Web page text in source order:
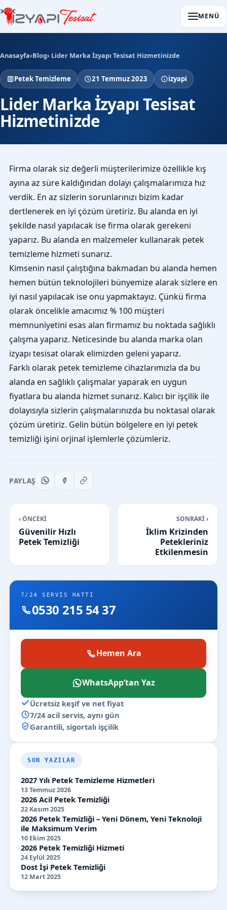
MENÜ
Anasayfa›Blog› Lider Marka İzyapı Tesisat Hizmetinizde
Petek Temizleme 21 Temmuz 2023 izyapi
Lider Marka İzyapı Tesisat
Hizmetinizde
Firma olarak siz değerli müşterilerimize özellikle kış
ayına az süre kaldığından dolayı çalışmalarımıza hız
verdik. En az sizlerin sorunlarınızı bizim kadar
dertlenerek en iyi çözüm üretiriz. Bu alanda en iyi
şekilde nasıl yapılacak ise firma olarak gerekeni
yaparız. Bu alanda en malzemeler kullanarak petek
temizleme hizmeti sunarız.
Kimsenin nasıl çalıştığına bakmadan bu alanda hemen
hemen bütün teknolojileri bünyemize alarak sizlere en
iyi nasıl yapılacak ise onu yapmaktayız. Çünkü firma
olarak öncelikle amacımız % 100 müşteri
memnuniyetini esas alan firmamız bu noktada sağlıklı
çalışma yaparız. Neticesinde bu alanda marka olan
izyapı tesisat olarak elimizden geleni yaparız.
Farklı olarak petek temizleme cihazlarımızla da bu
alanda en sağlıklı çalışmalar yaparak en uygun
fiyatlara bu alanda hizmet sunarız. Kalıcı bir işçilik ile
dolayısıyla sizlerin çalışmalarınızda bu noktasal olarak
çözüm üretiriz. Gelin bütün bölgelere en iyi petek
temizliği işini orjinal işlemlerle çözümleriz.
PAYLAŞ
‹ ÖNCEKİ
Güvenilir Hızlı
Petek Temizliği
SONRAKİ ›
İklim Krizinden
Petekleriniz
Etkilenmesin
7/24 SERVIS HATTI
0530 215 54 37
Hemen Ara
WhatsApp’tan Yaz
Ücretsiz keşif ve net fiyat
7/24 acil servis, aynı gün
Garantili, sigortalı işçilik
SON YAZILAR
2027 Yılı Petek Temizleme Hizmetleri
13 Temmuz 2026
2026 Acil Petek Temizliği
22 Kasım 2025
2026 Petek Temizliği – Yeni Dönem, Yeni Teknoloji
ile Maksimum Verim
10 Ekim 2025
2026 Petek Temizliği Hizmeti
24 Eylül 2025
Dost İşi Petek Temizliği
12 Mart 2025